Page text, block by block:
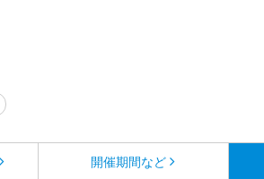
開催期間など